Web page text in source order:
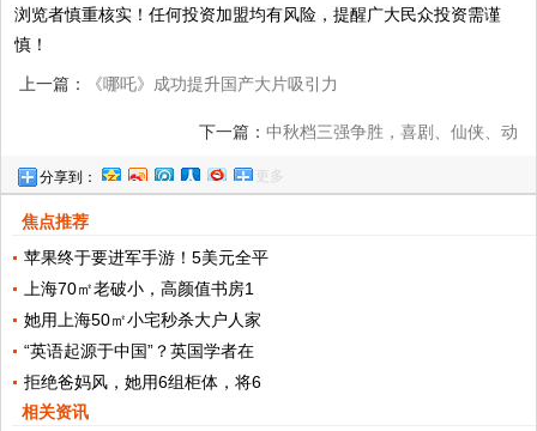
浏览者慎重核实！任何投资加盟均有风险，提醒广大民众投资需谨
慎！
上一篇： 《哪吒》成功提升国产大片吸引力
下一篇： 中秋档三强争胜，喜剧、仙侠、动
分享到： 更多
焦点推荐
苹果终于要进军手游！5美元全平
上海70㎡老破小，高颜值书房1
她用上海50㎡小宅秒杀大户人家
“英语起源于中国”？英国学者在
拒绝爸妈风，她用6组柜体，将6
相关资讯